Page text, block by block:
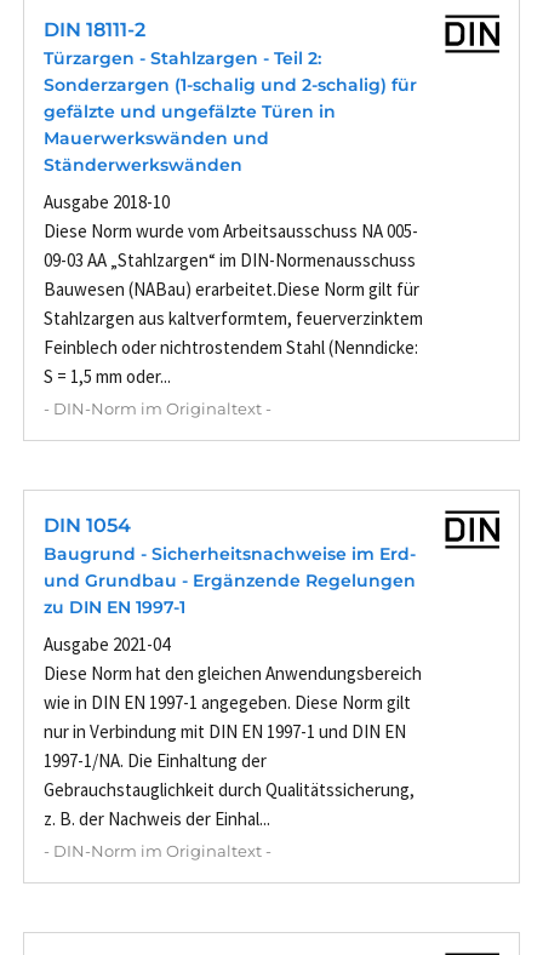
DIN 18111-2
Türzargen - Stahlzargen - Teil 2:
Sonderzargen (1-schalig und 2-schalig) für
gefälzte und ungefälzte Türen in
Mauerwerkswänden und
Ständerwerkswänden
Ausgabe 2018-10
Diese Norm wurde vom Arbeitsausschuss NA 005-
09-03 AA „Stahlzargen“ im DIN-Normenausschuss
Bauwesen (NABau) erarbeitet.Diese Norm gilt für
Stahlzargen aus kaltverformtem, feuerverzinktem
Feinblech oder nichtrostendem Stahl (Nenndicke:
S = 1,5 mm oder...
- DIN-Norm im Originaltext -
DIN 1054
Baugrund - Sicherheitsnachweise im Erd-
und Grundbau - Ergänzende Regelungen
zu DIN EN 1997-1
Ausgabe 2021-04
Diese Norm hat den gleichen Anwendungsbereich
wie in DIN EN 1997-1 angegeben. Diese Norm gilt
nur in Verbindung mit DIN EN 1997-1 und DIN EN
1997-1/NA. Die Einhaltung der
Gebrauchstauglichkeit durch Qualitätssicherung,
z. B. der Nachweis der Einhal...
- DIN-Norm im Originaltext -